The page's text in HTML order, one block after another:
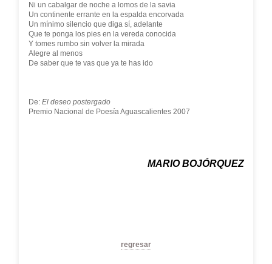
Ni un cabalgar de noche a lomos de la savia
Un continente errante en la espalda encorvada
Un mínimo silencio que diga sí, adelante
Que te ponga los pies en la vereda conocida
Y tomes rumbo sin volver la mirada
Alegre al menos
De saber que te vas que ya te has ido
De: El deseo postergado
Premio Nacional de Poesía Aguascalientes 2007
MARIO BOJÓRQUEZ
regresar